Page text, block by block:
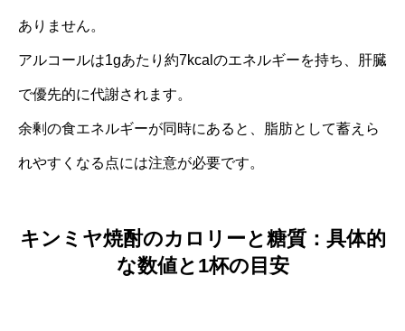
ありません。
アルコールは1gあたり約7kcalのエネルギーを持ち、肝臓
で優先的に代謝されます。
余剰の食エネルギーが同時にあると、脂肪として蓄えら
れやすくなる点には注意が必要です。
キンミヤ焼酎のカロリーと糖質：具体的
な数値と1杯の目安